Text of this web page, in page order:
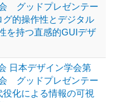
グッドプレゼンテー
グ的操作性とデジタル
を持つ直感的GUIデザ
日本デザイン学会第
グッドプレゼンテー
化による情報の可視